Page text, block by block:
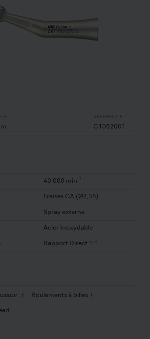
C1052001
40 000 min -1
Fraises CA (Ø2,35)
Spray externe
Acier Inoxydable
Rapport Direct 1:1
Roulements à billes